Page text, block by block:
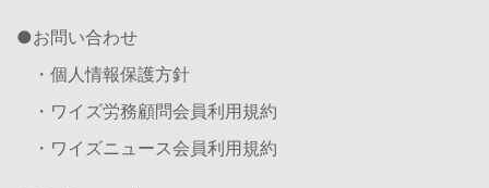
お問い合わせ
・個人情報保護方針
・ワイズ労務顧問会員利用規約
・ワイズニュース会員利用規約